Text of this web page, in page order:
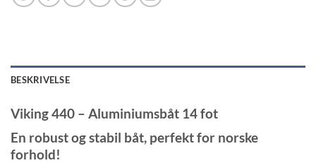
BESKRIVELSE
Viking 440 – Aluminiumsbåt 14 fot
En robust og stabil båt, perfekt for norske
forhold!